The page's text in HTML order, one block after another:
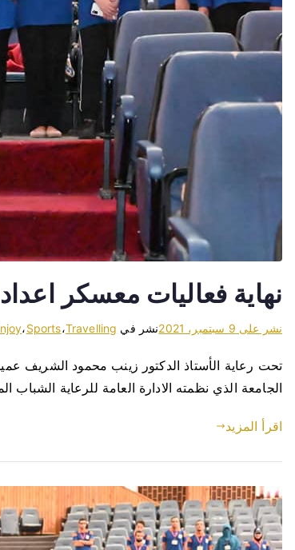
نهاية فعاليات معسكر
نشر على 9 سبتمبر، 2021 نشر في ،Sports،Travelling
تحت رعاية الأستاذ الدكتور زينب محمود الشريف
الجامعة الذي نظمته الادارة العامة للرعاية الشباب
اقرأ المزيد